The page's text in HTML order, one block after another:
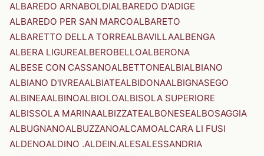
ALBAREDO ARNABOLDIALBAREDO D'ADIGE
ALBAREDO PER SAN MARCOALBARETO
ALBARETTO DELLA TORREALBAVILLAALBENGA
ALBERA LIGUREALBEROBELLOALBERONA
ALBESE CON CASSANOALBETTONEALBIALBIANO
ALBIANO D'IVREAALBIATEALBIDONAALBIGNASEGO
ALBINEAALBINOALBIOLOALBISOLA SUPERIORE
ALBISSOLA MARINAALBIZZATEALBONESEALBOSAGGIA
ALBUGNANOALBUZZANOALCAMOALCARA LI FUSI
ALDENOALDINO .ALDEIN.ALESALESSANDRIA